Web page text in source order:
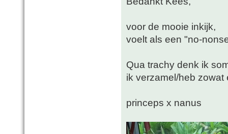
voor de mooie inkijk,
voelt als een "no-
Qua trachy denk ik
ik verzamel/heb zowat
princeps x nanus